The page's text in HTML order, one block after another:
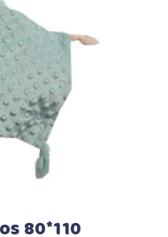
80*110